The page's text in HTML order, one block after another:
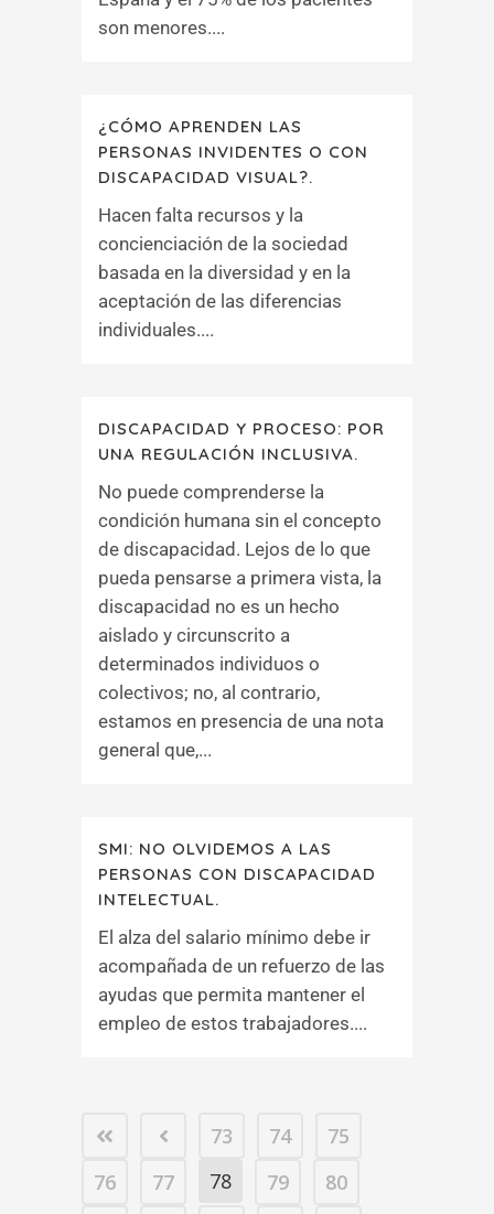
son menores....
¿CÓMO APRENDEN LAS
PERSONAS INVIDENTES O CON
DISCAPACIDAD VISUAL?.
Hacen falta recursos y la
concienciación de la sociedad
basada en la diversidad y en la
aceptación de las diferencias
individuales....
DISCAPACIDAD Y PROCESO: POR
UNA REGULACIÓN INCLUSIVA.
No puede comprenderse la
condición humana sin el concepto
de discapacidad. Lejos de lo que
pueda pensarse a primera vista, la
discapacidad no es un hecho
aislado y circunscrito a
determinados individuos o
colectivos; no, al contrario,
estamos en presencia de una nota
general que,...
SMI: NO OLVIDEMOS A LAS
PERSONAS CON DISCAPACIDAD
INTELECTUAL.
El alza del salario mínimo debe ir
acompañada de un refuerzo de las
ayudas que permita mantener el
empleo de estos trabajadores....
73 74
75
76
77 78 79
80